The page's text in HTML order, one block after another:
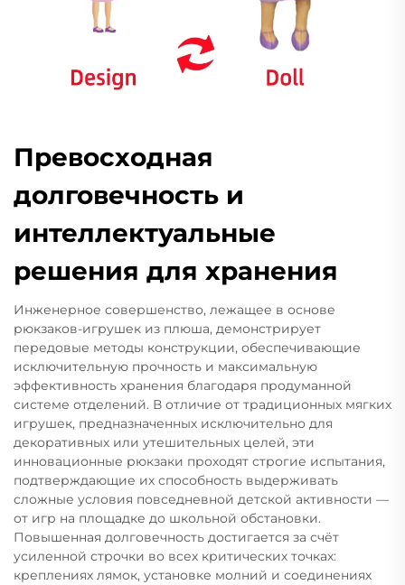
Превосходная
долговечность и
интеллектуальные
решения для хранения
Инженерное совершенство, лежащее в основе
рюкзаков-игрушек из плюша, демонстрирует
передовые методы конструкции, обеспечивающие
исключительную прочность и максимальную
эффективность хранения благодаря продуманной
системе отделений. В отличие от традиционных мягких
игрушек, предназначенных исключительно для
декоративных или утешительных целей, эти
инновационные рюкзаки проходят строгие испытания,
подтверждающие их способность выдерживать
сложные условия повседневной детской активности —
от игр на площадке до школьной обстановки.
Повышенная долговечность достигается за счёт
усиленной строчки во всех критических точках:
креплениях лямок, установке молний и соединениях